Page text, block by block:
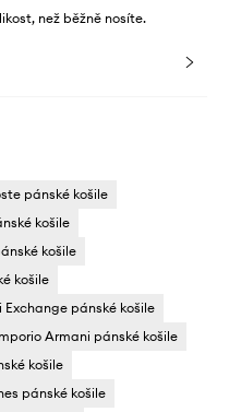
než běžně nosíte.
pánské košile
košile
košile
košile
Exchange pánské košile
Armani pánské košile
košile
pánské košile